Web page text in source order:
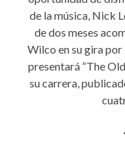
de la música, Nick
de dos meses
Wilco en su gira
presentará “The
su carrera,